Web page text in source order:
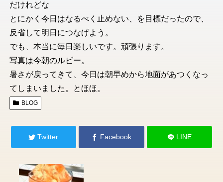
だけれどな
とにかく今日はなるべく止めない、を目標だったので、
反省して明日につなげよう。
でも、本当に毎日楽しいです。頑張ります。
写真は今朝のルビー。
暑さが戻ってきて、今日は朝早めから地面があつくなっ
てしまいました。とほほ。
BLOG
Twitter Facebook LINE